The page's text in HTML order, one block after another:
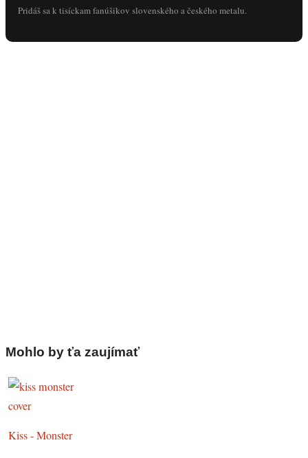
Pridáš sa k tisíckam fanúšikov slovenského a českého metalu.
Mohlo by ťa zaujímať
Kiss - Monster